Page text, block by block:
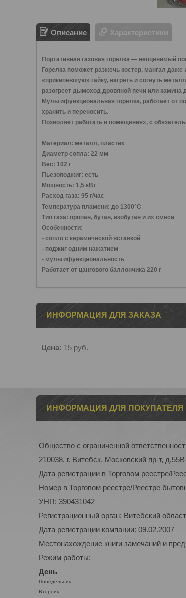
Описание Характеристики
Портативная газовая горелка — неоценимый
Горелка поможет разжечь костер, мангал
«прикипевшую» гайку, нагреть и согнуть
разогреет дымоход дровяной печи или камина
Мультифункциональная горелка, работает от
хранить и переносить.
Позволяет работать в помещениях, с
Материал: металл, пластик
Диаметр сопла: 22 мм
Вес: 102 г
Пьезоподжиг: есть
Мощность: 1,5 кВт
Расход газа: 95 г/час
Температура пламени: до 1300°С
Тип газа: пропан, бутан, изобутан и их смеси
Особенности:
- сопло с керамической вставкой
- поджиг одним нажатием
- мультифункциональность
Работает от цангового баллончика 220 г
ИНФОРМАЦИЯ ДЛЯ ЗАКАЗА
Цена: 15 руб.
ИНФОРМАЦИЯ ДЛЯ ПОКУПАТЕЛЯ
Общество с ограниченной
210038, г. Витебск, Московский пр-т,
Дата регистрации в Торговом реестре/
Номер в Торговом реестре/Реестре
УНП: 390431042
Регистрационный орган: Витебский
Дата регистрации компании: 09.02.2007
Местонахождение книги замечаний и
Режим работы:
День
Понедельник
Вторник